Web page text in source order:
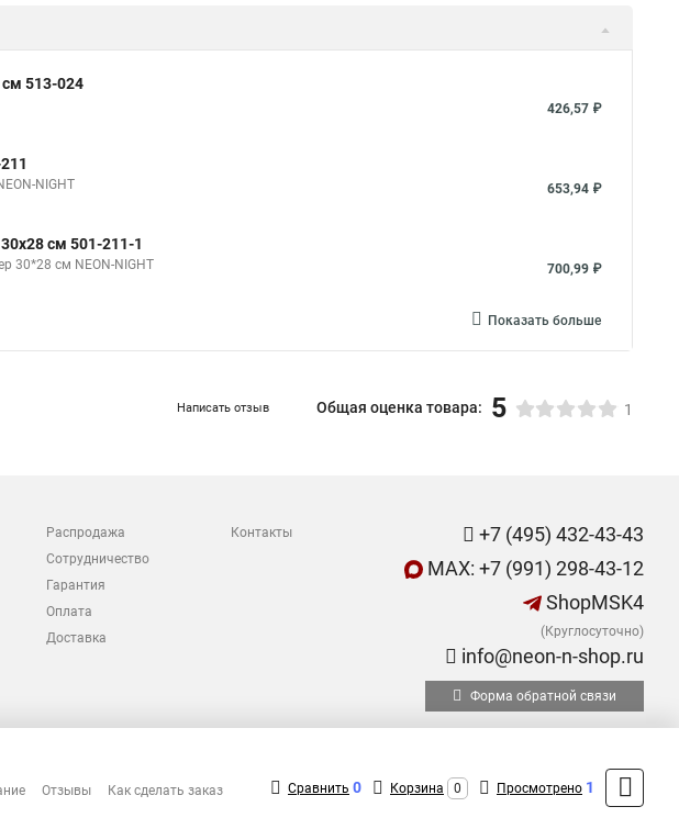
513-024
426,57 ₽
NIGHT 653,94 ₽
см 501-211-1
30*28 см NEON-NIGHT 700,99 ₽
Показать больше
Написать отзыв Общая оценка товара: 5 1
Распродажа
Сотрудничество
Гарантия
Оплата
Доставка
Контакты
+7 (495) 432-43-43
MAX: +7 (991) 298-43-12
ShopMSK4
(Круглосуточно)
info@neon-n-shop.ru
Форма обратной связи
Отзывы Как сделать заказ Сравнить 0 Корзина 0 Просмотрено 1